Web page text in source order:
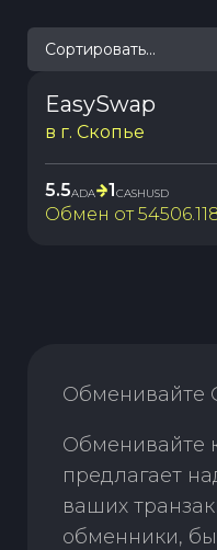
Сортировать...
EasySwap
в г. Скопье
5.5ADA 1CASHUSD
Обмен от
Обменивайте
Обменивайте
предлагает
ваших
обменники,